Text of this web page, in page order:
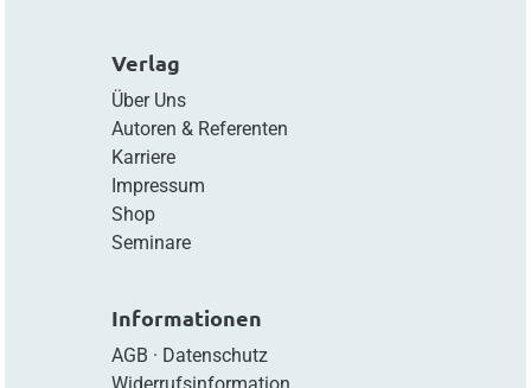
Verlag
Über Uns
Autoren & Referenten
Karriere
Impressum
Shop
Seminare
Informationen
AGB · Datenschutz